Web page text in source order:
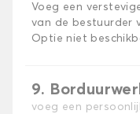
Voeg een
van de bestuurder
Optie niet
9.
voeg een